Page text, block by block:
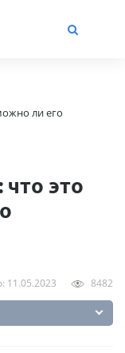
ли его
что это
11.05.2023 8482